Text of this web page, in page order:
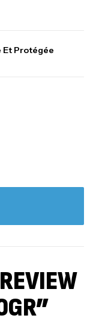
Et Protégée